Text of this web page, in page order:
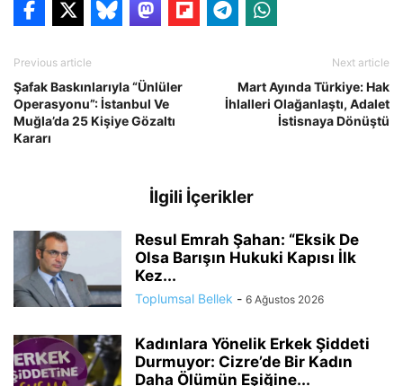
Previous article
Şafak Baskınlarıyla “Ünlüler
Operasyonu”: İstanbul Ve
Muğla’da 25 Kişiye Gözaltı
Kararı
Next article
Mart Ayında Türkiye: Hak
İhlalleri Olağanlaştı, Adalet
İstisnaya Dönüştü
İlgili İçerikler
Resul Emrah Şahan: “Eksik De
Olsa Barışın Hukuki Kapısı İlk
Kez...
Toplumsal Bellek - 6 Ağustos 2026
Kadınlara Yönelik Erkek Şiddeti
Durmuyor: Cizre’de Bir Kadın
Daha Ölümün Eşiğine...